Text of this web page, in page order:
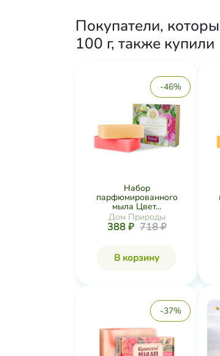
Покупатели,
100 г, также купили
-46%
Набор
парфюмированного
мыла Цвет...
Дом Природы
388 ₽ 718 ₽
В корзину
-37%